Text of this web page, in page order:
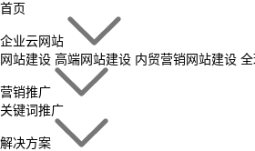
首页
企业云网站
网站建设 高端网站建设 内贸营销网站建设
营销推广
关键词推广
解决方案